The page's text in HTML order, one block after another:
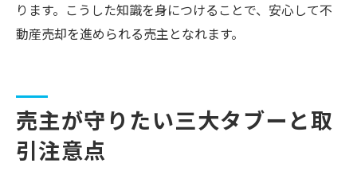
ります。こうした知識を身につけることで、安心して不
動産売却を進められる売主となれます。
売主が守りたい三大タブーと取
引注意点